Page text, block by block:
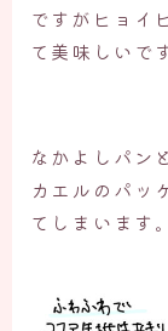
ですがヒョイ
て美味しいで
なかよしパン
カエルのパッ
てしまいます。